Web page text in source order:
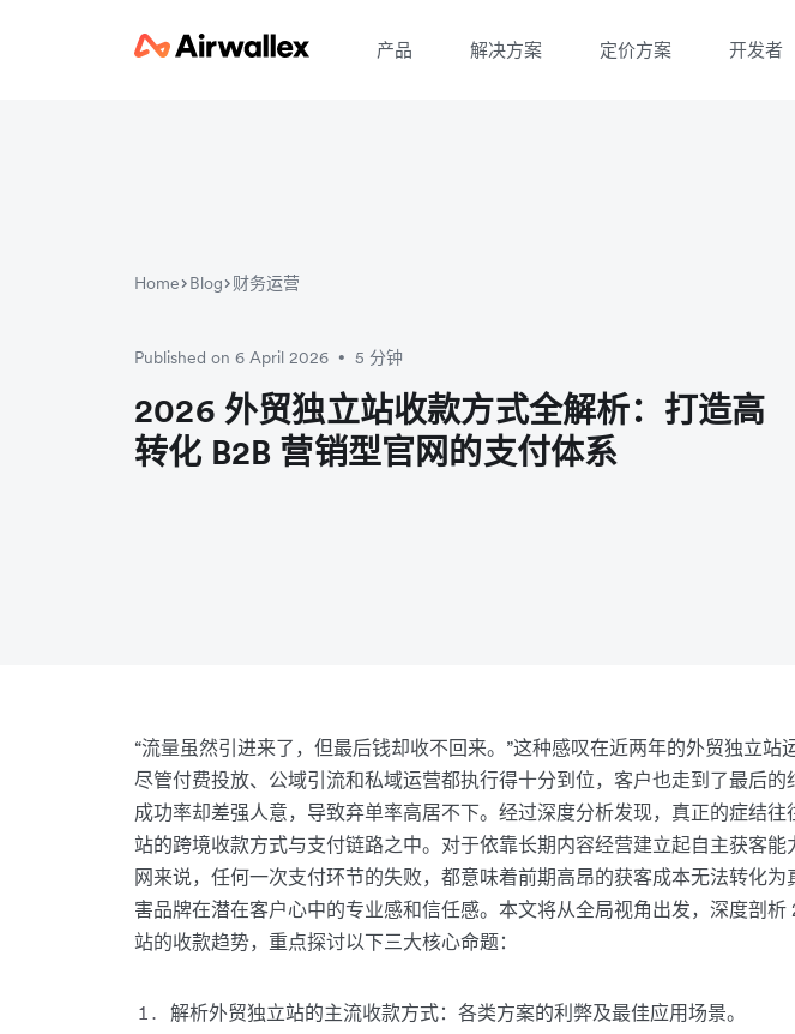
产品 解决方案 定价方案 开发者
Home Blog 财务运营
Published on 6 April 2026 • 5 分钟
2026 外贸独立站收款方式全解析：打造高
转化 B2B 营销型官网的支付体系
“流量虽然引进来了，但最后钱却收不回来。”这种感叹在近两年的外贸独立站
尽管付费投放、公域引流和私域运营都执行得十分到位，客户也走到了最后的
成功率却差强人意，导致弃单率高居不下。经过深度分析发现，真正的症结往
站的跨境收款方式与支付链路之中。对于依靠长期内容经营建立起自主获客能
网来说，任何一次支付环节的失败，都意味着前期高昂的获客成本无法转化为
害品牌在潜在客户心中的专业感和信任感。本文将从全局视角出发，深度剖析
站的收款趋势，重点探讨以下三大核心命题：
解析外贸独立站的主流收款方式：各类方案的利弊及最佳应用场景。
微信扫一扫，
微信扫一扫，